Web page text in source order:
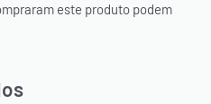
este produto podem